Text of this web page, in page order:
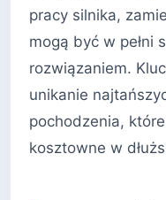
pracy silnika,
mogą być w pełni
rozwiązaniem.
unikanie
pochodzenia,
kosztowne w